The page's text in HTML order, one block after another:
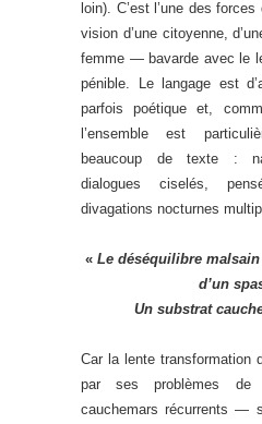
loin). C’est l’une des
vision d’une citoyenne,
femme — bavarde avec le
pénible. Le langage est
parfois poétique et,
l’ensemble est
beaucoup de texte :
dialogues ciselés,
divagations nocturnes
« Le déséquilibre
d’un
Un substrat
Car la lente transformation
par ses problèmes de
cauchemars récurrents —